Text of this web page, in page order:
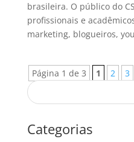
brasileira. O público do
profissionais e
marketing, blogueiros,
Página 1 de 3 1 2 3
Categorias